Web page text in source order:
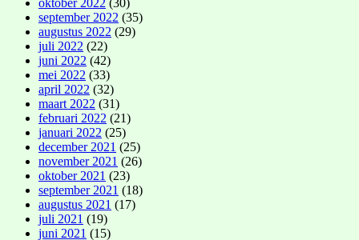
september 2022 (35)
augustus 2022 (29)
juli 2022 (22)
juni 2022 (42)
mei 2022 (33)
april 2022 (32)
maart 2022 (31)
februari 2022 (21)
januari 2022 (25)
december 2021 (25)
november 2021 (26)
oktober 2021 (23)
september 2021 (18)
augustus 2021 (17)
juli 2021 (19)
juni 2021 (15)